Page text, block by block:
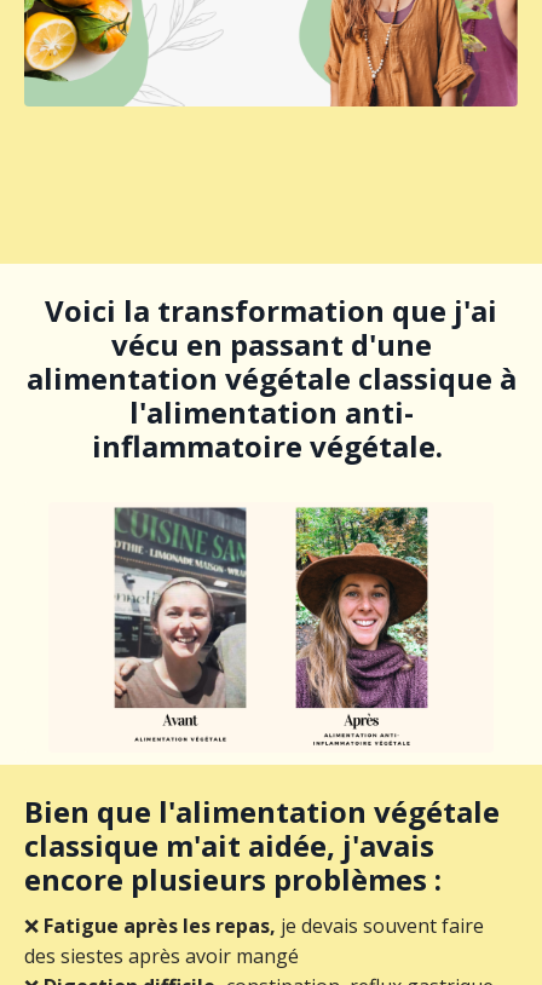
Voici la transformation que j'ai
vécu en passant d'une
alimentation végétale classique à
l'alimentation anti-
inflammatoire végétale.
Bien que l'alimentation végétale
classique m'ait aidée, j'avais
encore plusieurs problèmes :
❌ Fatigue après les repas, je devais souvent faire
des siestes après avoir mangé